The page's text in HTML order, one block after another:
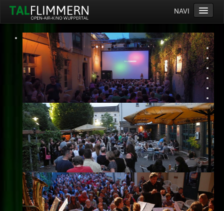
NAVI
Home
Programm
Service
Ticketinfos
Ort
Anreise
Wetter
Kinogutschein
Konzept
Archiv
Kontakt